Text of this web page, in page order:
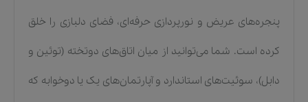
پنجره‌های عریض و نورپردازی حرفه‌ای، فضای دلبازی را خلق
کرده است. شما می‌توانید از میان اتاق‌های دوتخته (توئین و
دابل)، سوئیت‌های استاندارد و آپارتمان‌های یک یا دوخوابه که